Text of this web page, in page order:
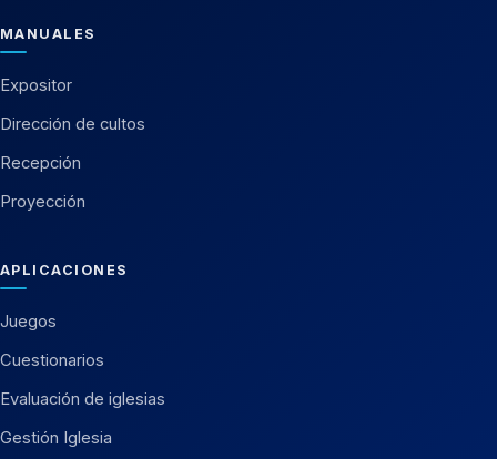
MANUALES
Expositor
Dirección de cultos
Recepción
Proyección
APLICACIONES
Juegos
Cuestionarios
Evaluación de iglesias
Gestión Iglesia